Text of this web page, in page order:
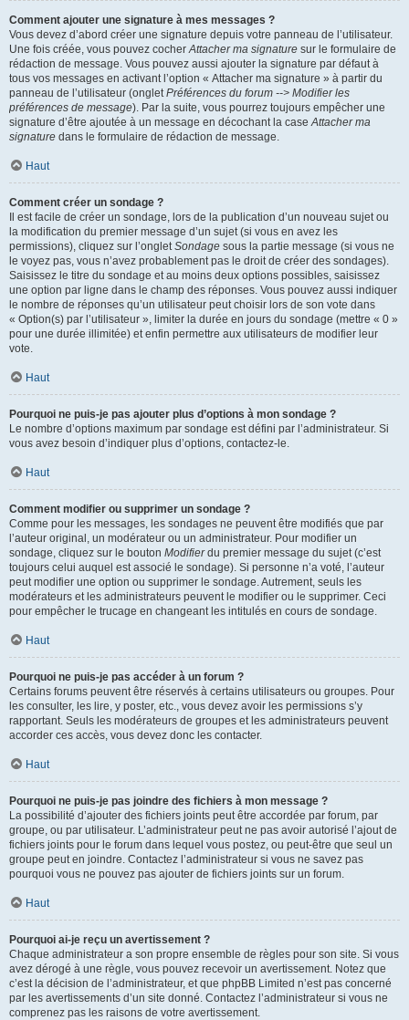
Comment ajouter une signature à mes messages ?
Vous devez d’abord créer une signature depuis votre panneau de l’utilisateur.
Une fois créée, vous pouvez cocherAttacher ma signature sur le formulaire de
rédaction de message. Vous pouvez aussi ajouter la signature par défaut à
tous vos messages en activant l’option « Attacher ma signature » à partir du
panneau de l’utilisateur (ongletPréférences du forum --> Modifier les
préférences de message). Par la suite, vous pourrez toujours empêcher une
signature d’être ajoutée à un message en décochant la caseAttacher ma
signature dans le formulaire de rédaction de message.
Haut
Comment créer un sondage ?
Il est facile de créer un sondage, lors de la publication d’un nouveau sujet ou
la modification du premier message d’un sujet (si vous en avez les
permissions), cliquez sur l’ongletSondage sous la partie message (si vous ne
le voyez pas, vous n’avez probablement pas le droit de créer des sondages).
Saisissez le titre du sondage et au moins deux options possibles, saisissez
une option par ligne dans le champ des réponses. Vous pouvez aussi indiquer
le nombre de réponses qu’un utilisateur peut choisir lors de son vote dans
« Option(s) par l’utilisateur », limiter la durée en jours du sondage (mettre « 0 »
pour une durée illimitée) et enfin permettre aux utilisateurs de modifier leur
vote.
Haut
Pourquoi ne puis-je pas ajouter plus d’options à mon sondage ?
Le nombre d’options maximum par sondage est défini par l’administrateur. Si
vous avez besoin d’indiquer plus d’options, contactez-le.
Haut
Comment modifier ou supprimer un sondage ?
Comme pour les messages, les sondages ne peuvent être modifiés que par
l’auteur original, un modérateur ou un administrateur. Pour modifier un
sondage, cliquez sur le bouton Modifierdu premier message du sujet (c’est
toujours celui auquel est associé le sondage). Si personne n’a voté, l’auteur
peut modifier une option ou supprimer le sondage. Autrement, seuls les
modérateurs et les administrateurs peuvent le modifier ou le supprimer. Ceci
pour empêcher le trucage en changeant les intitulés en cours de sondage.
Haut
Pourquoi ne puis-je pas accéder à un forum ?
Certains forums peuvent être réservés à certains utilisateurs ou groupes. Pour
les consulter, les lire, y poster, etc., vous devez avoir les permissions s’y
rapportant. Seuls les modérateurs de groupes et les administrateurs peuvent
accorder ces accès, vous devez donc les contacter.
Haut
Pourquoi ne puis-je pas joindre des fichiers à mon message ?
La possibilité d’ajouter des fichiers joints peut être accordée par forum, par
groupe, ou par utilisateur. L’administrateur peut ne pas avoir autorisé l’ajout de
fichiers joints pour le forum dans lequel vous postez, ou peut-être que seul un
groupe peut en joindre. Contactez l’administrateur si vous ne savez pas
pourquoi vous ne pouvez pas ajouter de fichiers joints sur un forum.
Haut
Pourquoi ai-je reçu un avertissement ?
Chaque administrateur a son propre ensemble de règles pour son site. Si vous
avez dérogé à une règle, vous pouvez recevoir un avertissement. Notez que
c’est la décision de l’administrateur, et que phpBB Limited n’est pas concerné
par les avertissements d’un site donné. Contactez l’administrateur si vous ne
comprenez pas les raisons de votre avertissement.